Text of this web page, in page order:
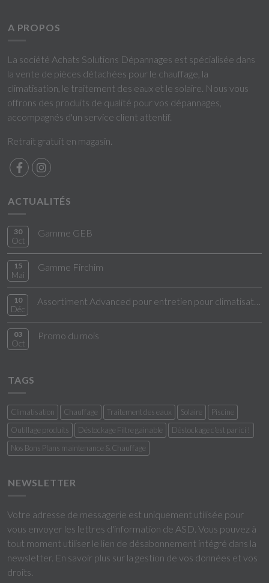
A PROPOS
La société Achats Solutions Dépannages est spécialisée dans
la vente de pièces détachées pour le chauffage, la
climatisation, le traitement des eaux et le solaire. Nous vous
offrons des produits de qualité pour vos dépannages,
accompagnés d'un service client attentif.
Retrait gratuit en magasin.
ACTUALITÉS
30
Oct
Gamme GEB
15
Mai
Gamme Firchim
10
Déc
03
Oct
Promo du mois
TAGS
Climatisation Chauffage Traitement des eaux Solaire
Piscine
Outillage produits
Déstockage Filtre gainable
Déstockage c'est par ici !
Nos Bons Plans maintenance & Chauffage
NEWSLETTER
Votre adresse de messagerie est uniquement utilisée pour
vous envoyer les lettres d'information de ASD. Vous pouvez à
tout moment utiliser le lien de désabonnement intégré dans la
newsletter. En savoir plus sur la gestion de vos données et vos
droits